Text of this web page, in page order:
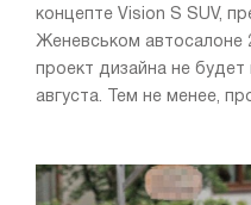
концепте Vision S SUV,
Женевськом автосалоне
проект дизайна не
августа. Тем не менее,